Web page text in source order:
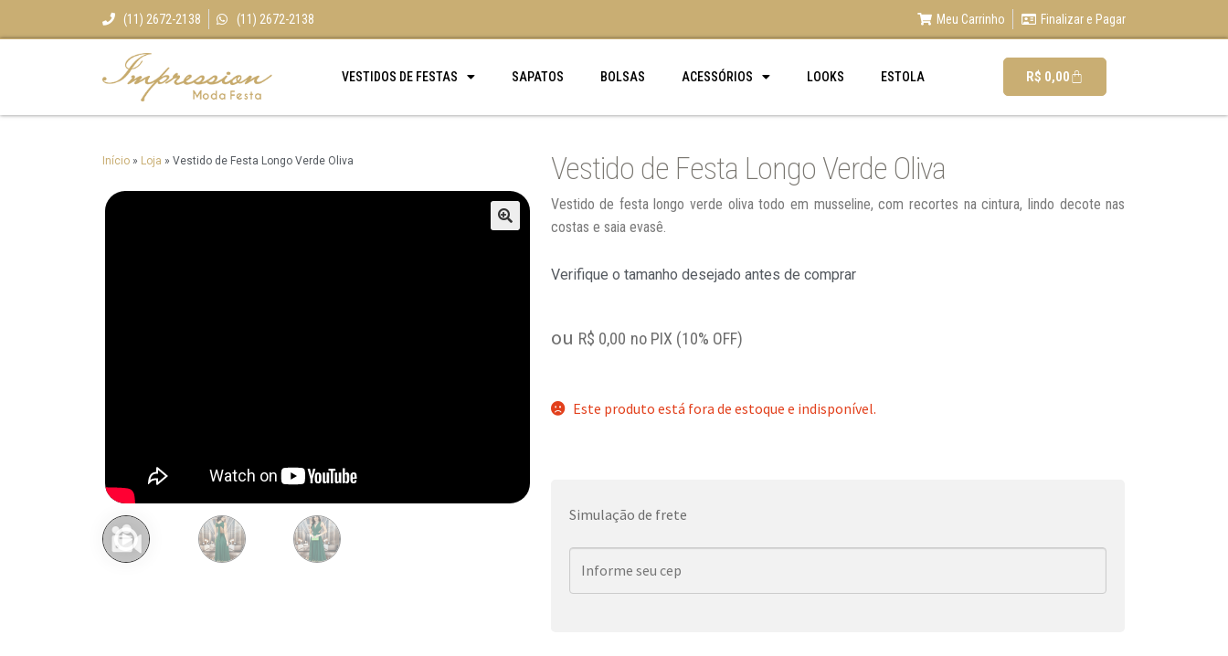
(11) 2672-2138 (11) 2672-2138 Meu Carrinho Finalizar e Pagar
VESTIDOS DE FESTAS SAPATOS BOLSAS ACESSÓRIOS LOOKS ESTOLA R$ 0,00
Início » Loja » Vestido de Festa Longo Verde Oliva Vestido de Festa Longo Verde Oliva
Vestido de festa longo verde oliva todo em musseline, com recortes na cintura, lindo decote nas
costas e saia evasê.
Verifique o tamanho desejado antes de comprar
ou R$ 0,00 no PIX (10% OFF)
Este produto está fora de estoque e indisponível.
Simulação de frete